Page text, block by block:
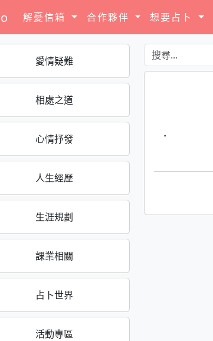
解憂信箱 合作夥伴 想要占卜
愛情疑難
相處之道
心情抒發
人生經歷
生涯規劃
課業相關
占卜世界
活動專區
·